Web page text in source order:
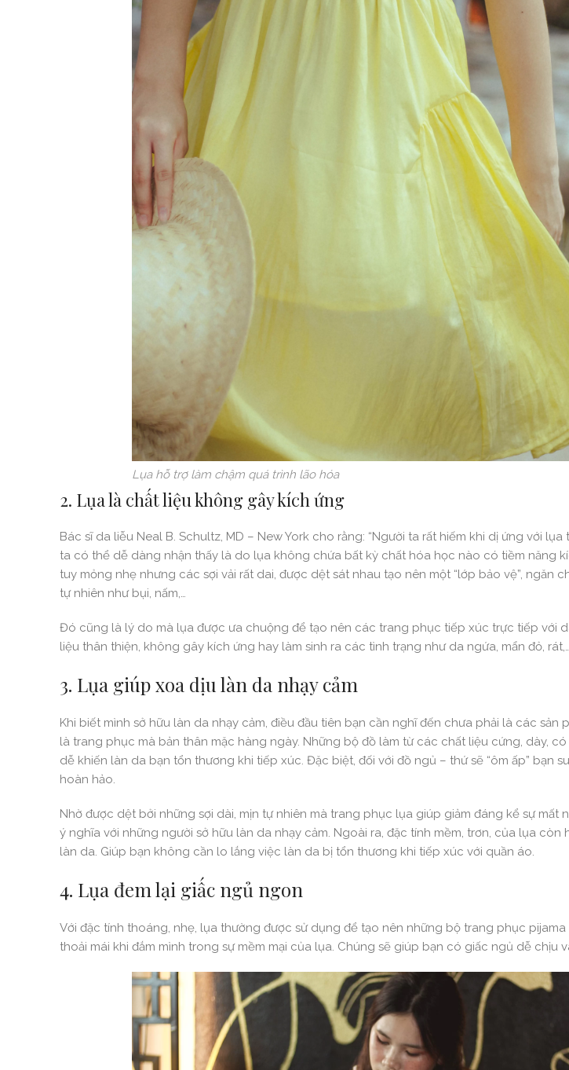
Lụa hỗ trợ làm chậm quá trình lão hóa
2. Lụa là chất liệu không gây kích ứng
Bác sĩ da liễu Neal B. Schultz, MD – New York cho rằng: “Người ta rất hiếm khi dị ứng với lụa
ta có thể dễ dàng nhận thấy là do lụa không chứa bất kỳ chất hóa học nào có tiềm năng
tuy mỏng nhẹ nhưng các sợi vải rất dai, được dệt sát nhau tạo nên một “lớp bảo vệ”, ngăn
tự nhiên như bụi, nấm,…
Đó cũng là lý do mà lụa được ưa chuộng để tạo nên các trang phục tiếp xúc trực tiếp với
liệu thân thiện, không gây kích ứng hay làm sinh ra các tình trạng như da ngứa, mẩn đỏ, rát,…
3. Lụa giúp xoa dịu làn da nhạy cảm
Khi biết mình sở hữu làn da nhạy cảm, điều đầu tiên bạn cần nghĩ đến chưa phải là các sản
là trang phục mà bản thân mặc hàng ngày. Những bộ đồ làm từ các chất liệu cứng, dày, có
dễ khiến làn da bạn tổn thương khi tiếp xúc. Đặc biệt, đối với đồ ngủ – thứ sẽ “ôm ấp” bạn
hoàn hảo.
Nhờ được dệt bởi những sợi dài, mịn tự nhiên mà trang phục lụa giúp giảm đáng kể sự mất
ý nghĩa với những người sở hữu làn da nhạy cảm. Ngoài ra, đặc tính mềm, trơn, của lụa còn
làn da. Giúp bạn không cần lo lắng việc làn da bị tổn thương khi tiếp xúc với quần áo.
4. Lụa đem lại giấc ngủ ngon
Với đặc tính thoáng, nhẹ, lụa thường được sử dụng để tạo nên những bộ trang phục pijama
thoải mái khi đắm mình trong sự mềm mại của lụa. Chúng sẽ giúp bạn có giấc ngủ dễ chịu